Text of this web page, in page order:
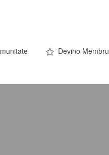
Devino Membru